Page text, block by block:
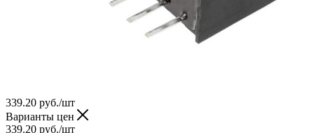
339.20 руб./шт
Варианты цен
339.20 руб./шт